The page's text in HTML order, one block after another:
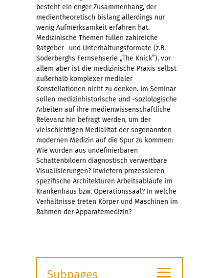
besteht ein enger Zusammenhang, der
medientheoretisch bislang allerdings nur
wenig Aufmerksamkeit erfahren hat.
Medizinische Themen füllen zahlreiche
Ratgeber- und Unterhaltungsformate (z.B.
Soderberghs Fernsehserie „The Knick”), vor
allem aber ist die medizinische Praxis selbst
außerhalb komplexer medialer
Konstellationen nicht zu denken. Im Seminar
sollen medizinhistorische und -soziologische
Arbeiten auf ihre medienwissenschaftliche
Relevanz hin befragt werden, um der
vielschichtigen Medialität der sogenannten
modernen Medizin auf die Spur zu kommen:
Wie wurden aus undefinierbaren
Schattenbildern diagnostisch verwertbare
Visualisierungen? Inwiefern prozessieren
spezifische Architekturen Arbeitsabläufe im
Krankenhaus bzw. Operationssaal? In welche
Verhältnisse treten Körper und Maschinen im
Rahmen der Apparatemedizin?
Subpages ≡